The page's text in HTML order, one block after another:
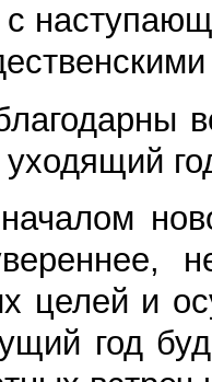
c
уходящий
целей и
год